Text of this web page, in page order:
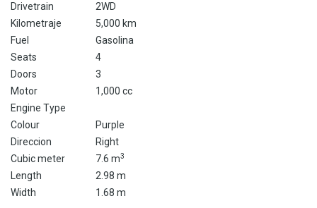
Drivetrain
2WD
Kilometraje
5,000 km
Fuel
Gasolina
Seats
4
Doors
3
Motor
1,000 cc
Engine Type
Colour
Purple
Direccion
Right
Cubic meter
7.6 m3
Length
2.98 m
Width
1.68 m